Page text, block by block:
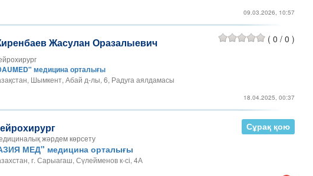
09.03.2026, 10:57
Жасулан Оразалыевич
медицина орталығы
Шымкент, Абай д-лы, 6, Радуга аялдамасы
( 0 / 0 )
18.04.2025, 00:37
жәрдем көрсету
МЕД" медицина орталығы
г. Сарыагаш, Сүлейменов к-сі, 4А
Сұрақ қою